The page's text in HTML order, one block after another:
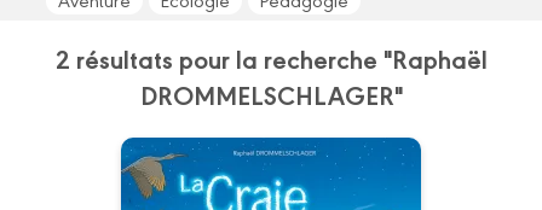
2 résultats pour la recherche "Raphaël
DROMMELSCHLAGER"